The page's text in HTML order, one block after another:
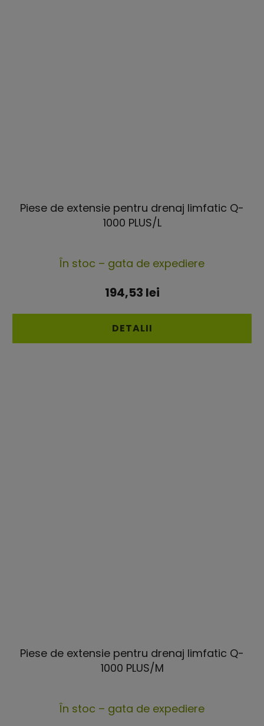
Piese de extensie pentru drenaj limfatic Q-
1000 PLUS/L
În stoc – gata de expediere
194,53 lei
DETALII
Piese de extensie pentru drenaj limfatic Q-
1000 PLUS/M
medie
În stoc – gata de expediere